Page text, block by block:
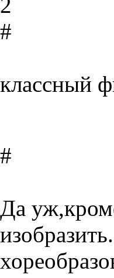
#
классный
#
Да